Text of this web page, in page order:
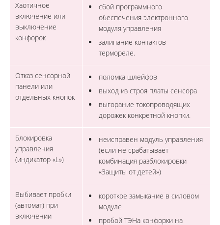
Хаотичное
включение или
выключение
конфорок
сбой программного
обеспечения электронного
модуля управления
залипание контактов
термореле.
Отказ сенсорной
панели или
отдельных кнопок
поломка шлейфов
выход из строя платы сенсора
выгорание токопроводящих
дорожек конкретной кнопки.
Блокировка
управления
(индикатор «L»)
неисправен модуль управления
(если не срабатывает
комбинация разблокировки
«Защиты от детей»)
Выбивает пробки
(автомат) при
включении
короткое замыкание в силовом
модуле
пробой ТЭНа конфорки на